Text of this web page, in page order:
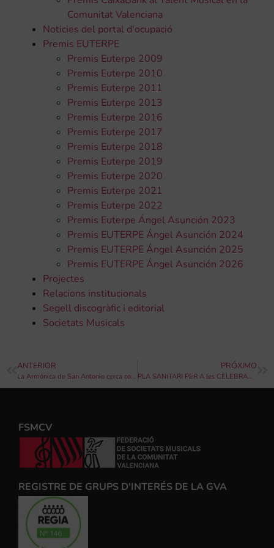
Comunitat Valenciana
Noticies del portal d'ocupació
Premis EUTERPE
Premis Euterpe 2009
Premis Euterpe 2010
Premis Euterpe 2011
Premis Euterpe 2013
Premis Euterpe 2016
Premis Euterpe 2017
Premis Euterpe 2018
Premis Euterpe 2019
Premis Euterpe 2020
Premis Euterpe 2021
Premis Euterpe 2022
Premis Euterpe Ángel Asunción 2023
Premis EUTERPE Ángel Asunción 2024
Premis EUTERPE Ángel Asunción 2025
Premis EUTERPE Ángel Asunción 2026
Projectes
Relacions institucionals
Segell discogràfic i editorial
Societats Musicals
ANTERIOR
La Armónica de San Antonio cerca cobrir diversos llocs per a la seua escola “Músico Jaime Hernández”
PRÓXIMO
PLA SANITARI PER A les CELEBRACIONS POPULARS: NORMES I RECOMANACIONS
FSMCV
REGISTRE DE GRUPS D'INTERÉS DE LA GVA